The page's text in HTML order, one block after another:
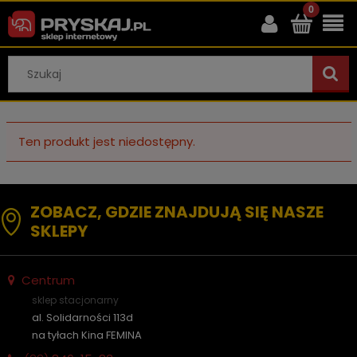
Ten produkt jest niedostępny.
ZOBACZ, GDZIE ZNAJDUJĄ SIĘ NASZE
SKLEPY
Centrum
sklep stacjonarny
al. Solidarności 113d
na tyłach Kina FEMINA